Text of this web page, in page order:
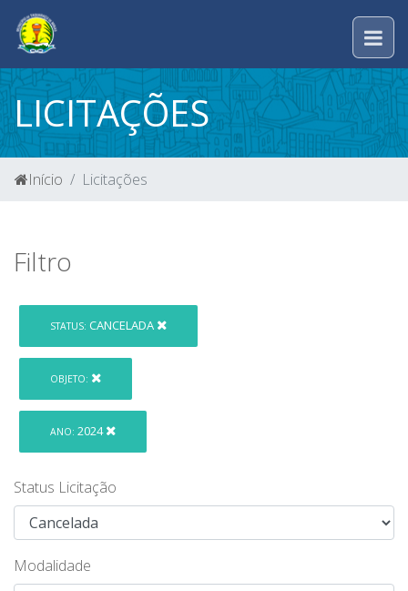
LICITAÇÕES
Início Licitações
Filtro
STATUS: CANCELADA
OBJETO:
ANO: 2024
Status Licitação
Modalidade